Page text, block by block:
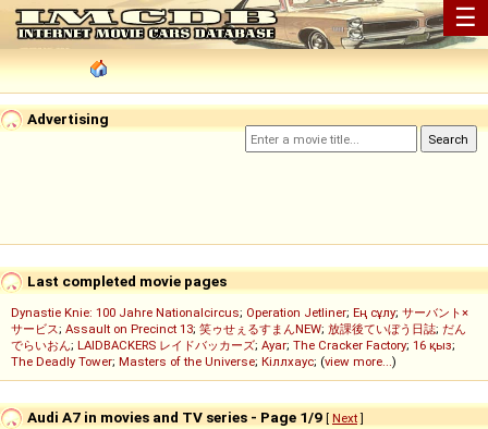
☰
Advertising
Last completed movie pages
Dynastie Knie: 100 Jahre Nationalcircus; Operation Jetliner; Ең сұлу; サーバント×
サービス; Assault on Precinct 13; 笑ゥせぇるすまんNEW; 放課後ていぼう日誌; だん
でらいおん; LAIDBACKERS レイドバッカーズ; Ayar; The Cracker Factory; 16 қыз;
The Deadly Tower; Masters of the Universe; Кіллхаус; (view more...)
Audi A7 in movies and TV series - Page 1/9 [ Next]